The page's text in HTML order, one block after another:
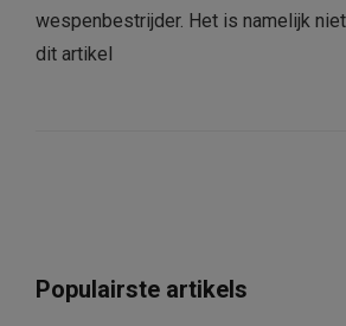
wespenbestrijder. Het is namelijk
dit artikel
Populairste artikels